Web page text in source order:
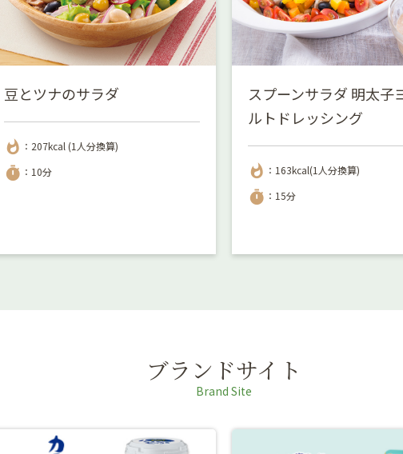
豆とツナのサラダ
whatshot ：207kcal (1人分換算)
timer ：10分
スプーンサラダ 明太子
ルトドレッシング
whatshot ：163kcal(1人分換算)
timer ：15分
ブランドサイト
Brand Site